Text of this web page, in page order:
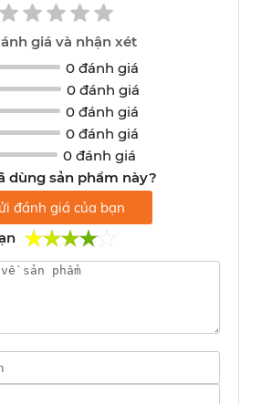
giá và nhận xét
0 đánh giá
0 đánh giá
0 đánh giá
0 đánh giá
0 đánh giá
dùng sản phẩm này?
đánh giá của bạn